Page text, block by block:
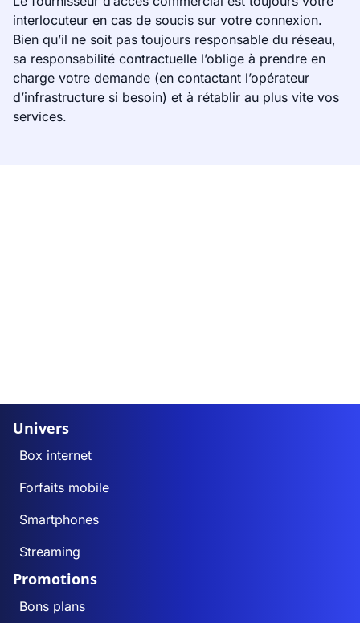
interlocuteur en cas de soucis sur votre connexion.
Bien qu’il ne soit pas toujours responsable du réseau,
sa responsabilité contractuelle l’oblige à prendre en
charge votre demande (en contactant l’opérateur
d’infrastructure si besoin) et à rétablir au plus vite vos
services.
Univers
Box internet
Forfaits mobile
Smartphones
Streaming
Promotions
Bons plans